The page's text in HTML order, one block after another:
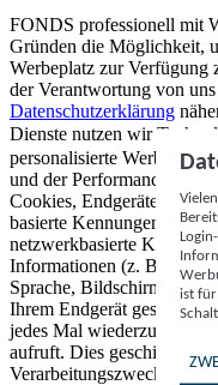
FONDS professionell mit
Gründen die Möglichkeit,
Werbeplatz zur Verfügung
der Verantwortung von
Datenschutzerklärung
Dienste nutzen wir
personalisierte Werbung
und der Performance von
Cookies, Endgeräte- oder
basierte Kennungen,
netzwerkbasierte
Informationen (z. B.
Sprache, Bildschirmgröße,
Ihrem Endgerät
jedes Mal
aufruft. Dies geschieht für
Verarbeitungszwecke.
ist für